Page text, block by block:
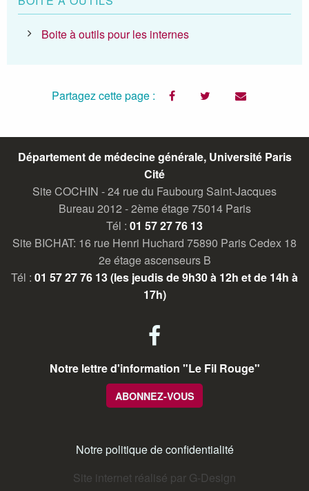
Boite à outils pour les internes
Partagez cette page : facebook twitter
Département de médecine générale, Université Paris
Cité
Site COCHIN - 24 rue du Faubourg Saint-Jacques
Bureau 2012 - 2ème étage 75014 Paris
Tél : 01 57 27 76 13
Site BICHAT: 16 rue Henri Huchard 75890 Paris Cedex 18
2e étage ascenseurs B
Tél : 01 57 27 76 13 (les jeudis de 9h30 à 12h et de 14h à
17h)
Notre lettre d'information "Le Fil Rouge"
ABONNEZ-VOUS
Notre politique de confidentialité
Site internet réalisé par G-Design